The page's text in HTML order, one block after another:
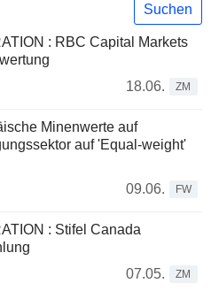
Suchen
: RBC Capital Markets
18.06.
ZM
Minenwerte auf
auf 'Equal-weight'
09.06.
FW
: Stifel Canada
07.05.
ZM